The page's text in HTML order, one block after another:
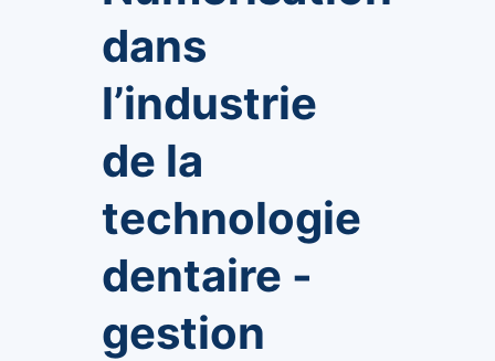
dans
l’industrie
de la
technologie
dentaire -
gestion